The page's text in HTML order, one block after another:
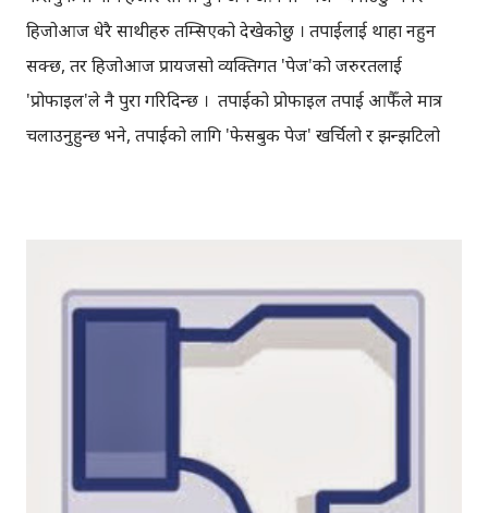
हिजोआज धेरै साथीहरु तम्सिएको देखेकोछु । तपाईलाई थाहा नहुन
सक्छ, तर हिजोआज प्रायजसो व्यक्तिगत 'पेज'को जरुरतलाई
'प्रोफाइल'ले नै पुरा गरिदिन्छ । तपाईको प्रोफाइल तपाई आफैँले मात्र
चलाउनुहुन्छ भने, तपाईको लागि 'फेसबुक पेज' खर्चिलो र झन्झटिलो
। दुबैमा अपडेट दिनुपर्यो, कतिपय प्रसंगमा त एउटै कुरा दुई तिर पोष्ट
गर्नुपर्छ। फेरि दुईटैमा नियमित हुनुपर्यो। दुबैमा आएका, कमेन्ट र
म्यासेज पनि हेर्नुपर्यो । यस हिसाबले मात्रै पनि एउटा कामको लागि
परिवर्तन गर्नुभयो भने पनि, तपाईका सबै डाटाहरु मेटिन्छन् । आफ्ना
चिनेका साथीहरुको सर्कल दुई तिन सयको हाराहारीमा छ र अरु धेरै